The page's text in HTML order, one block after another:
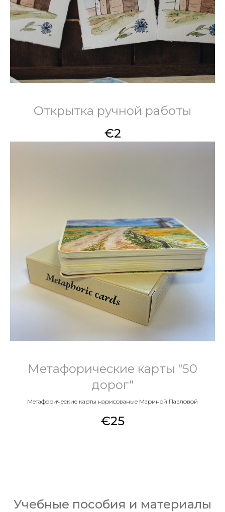
Открытка ручной работы
€2
Метафорические карты "50
дорог"
Метафорические карты нарисованые Мариной Павловой
€25
Учебные пособия и материалы